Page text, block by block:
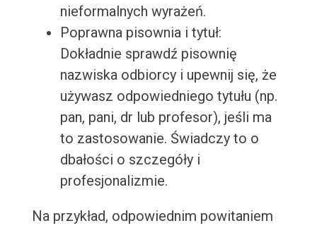
nieformalnych wyrażeń.
Poprawna pisownia i tytuł:
Dokładnie sprawdź pisownię
nazwiska odbiorcy i upewnij się, że
używasz odpowiedniego tytułu (np.
pan, pani, dr lub profesor), jeśli ma
to zastosowanie. Świadczy to o
dbałości o szczegóły i
profesjonalizmie.
Na przykład, odpowiednim powitaniem